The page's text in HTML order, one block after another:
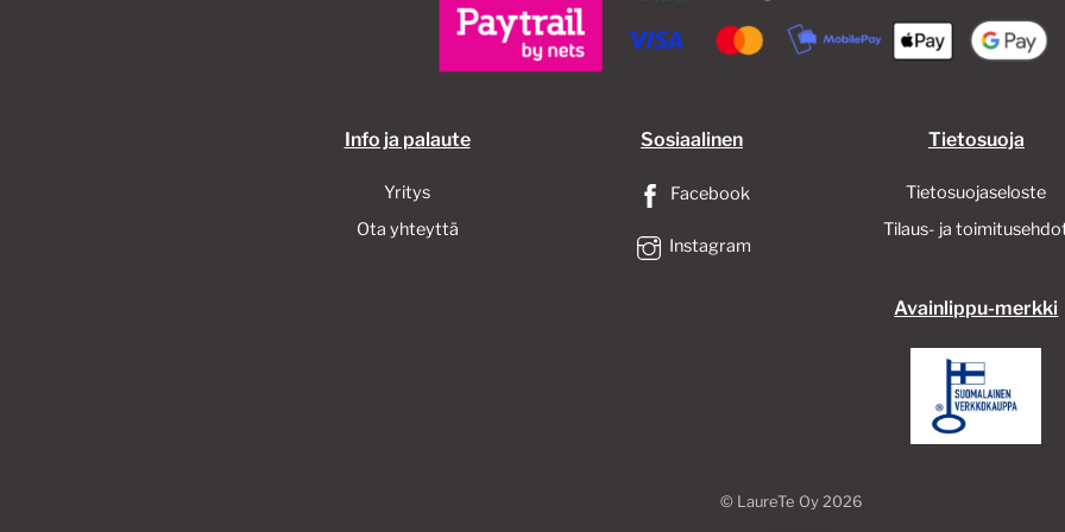
Info ja palaute
Yritys
Ota yhteyttä
Sosiaalinen
Facebook
Instagram
Tietosuoja
Tietosuojaseloste
Tilaus- ja
Avainlippu-merkki
© LaureTe Oy2026